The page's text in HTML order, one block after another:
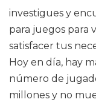
investigues y
para juegos para
satisfacer tus
Hoy en día, hay
número de
millones y no